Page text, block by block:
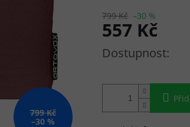
799 Kč
–30 %
799 Kč –30 %
557 Kč
Měrná cena: